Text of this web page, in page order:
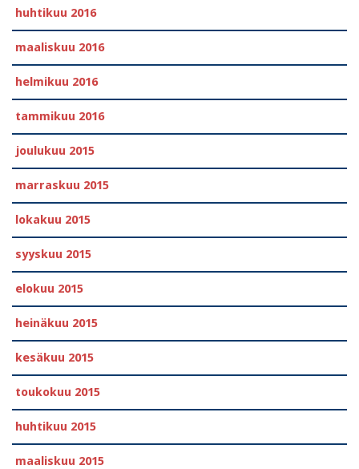
huhtikuu 2016
maaliskuu 2016
helmikuu 2016
tammikuu 2016
joulukuu 2015
marraskuu 2015
lokakuu 2015
syyskuu 2015
elokuu 2015
heinäkuu 2015
kesäkuu 2015
toukokuu 2015
huhtikuu 2015
maaliskuu 2015